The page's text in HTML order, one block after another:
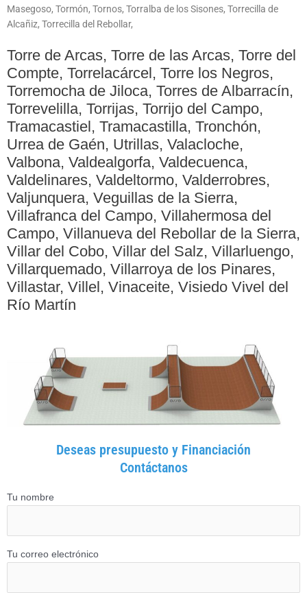
Masegoso, Tormón, Tornos, Torralba de los Sisones, Torrecilla de
Alcañiz, Torrecilla del Rebollar,
Torre de Arcas, Torre de las Arcas, Torre del
Compte, Torrelacárcel, Torre los Negros,
Torremocha de Jiloca, Torres de Albarracín,
Torrevelilla, Torrijas, Torrijo del Campo,
Tramacastiel, Tramacastilla, Tronchón,
Urrea de Gaén, Utrillas, Valacloche,
Valbona, Valdealgorfa, Valdecuenca,
Valdelinares, Valdeltormo, Valderrobres,
Valjunquera, Veguillas de la Sierra,
Villafranca del Campo, Villahermosa del
Campo, Villanueva del Rebollar de la Sierra,
Villar del Cobo, Villar del Salz, Villarluengo,
Villarquemado, Villarroya de los Pinares,
Villastar, Villel, Vinaceite, Visiedo Vivel del
Río Martín
Deseas presupuesto y Financiación
Contáctanos
Tu nombre
Tu correo electrónico